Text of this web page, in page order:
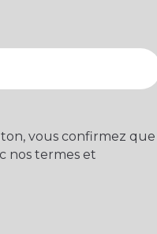
vous confirmez que
nos termes et